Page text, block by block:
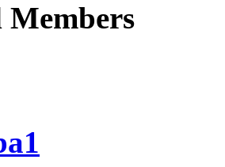
Members